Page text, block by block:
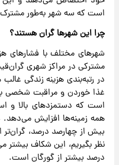
است که سه شهر به‌طور مشترک
چرا این شهرها گران هستند؟
شهرهای مختلف با فشارهای
مشترکی در مراکز شهری
در رتبه‌بندی هزینه زندگی غالب
غذا خوردن و مراقبت شخصی
است که دستمزدهای بالا و
همه زمینه‌ها افزایش می‌دهد.
بیش از چهارصد درصد، گران‌تر
درصد بیشتر از گورگان است.